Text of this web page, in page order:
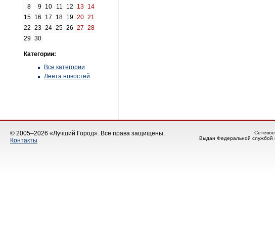
8
9 10 11 12 13 14
15 16 17 18 19 20 21
22 23 24 25 26 27 28
29 30
Категории:
Все категории
Лента новостей
© 2005–2026 «Лучший Город». Все права защищены.
Контакты
Выдан Федеральной службой